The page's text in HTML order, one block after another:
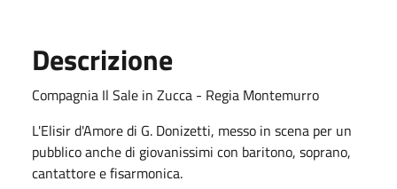
Descrizione
Compagnia Il Sale in Zucca - Regia Montemurro
L'Elisir d'Amore di G. Donizetti, messo in scena per un
pubblico anche di giovanissimi con baritono, soprano,
cantattore e fisarmonica.